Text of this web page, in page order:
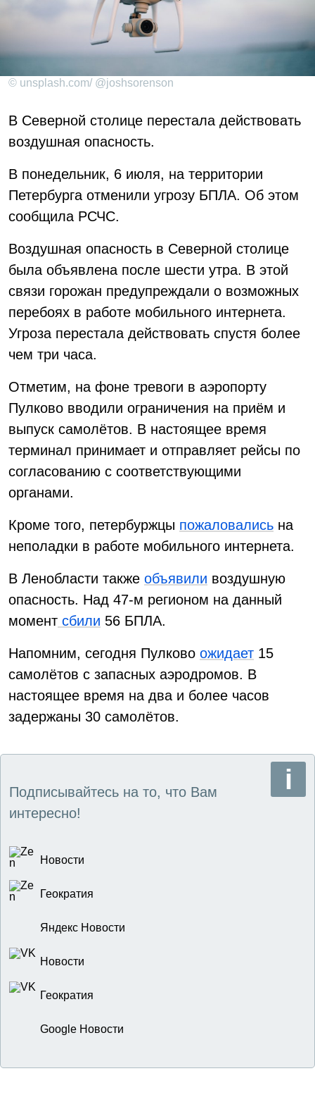
© unsplash.com/ @joshsorenson
В Северной столице перестала действовать
воздушная опасность.
В понедельник, 6 июля, на территории
Петербурга отменили угрозу БПЛА. Об этом
сообщила РСЧС.
Воздушная опасность в Северной столице
была объявлена после шести утра. В этой
связи горожан предупреждали о возможных
перебоях в работе мобильного интернета.
Угроза перестала действовать спустя более
чем три часа.
Отметим, на фоне тревоги в аэропорту
Пулково вводили ограничения на приём и
выпуск самолётов. В настоящее время
терминал принимает и отправляет рейсы по
согласованию с соответствующими
органами.
Кроме того, петербуржцы пожаловались на
неполадки в работе мобильного интернета.
В Ленобласти также объявили воздушную
опасность. Над 47-м регионом на данный
момент сбили 56 БПЛА.
Напомним, сегодня Пулково ожидает 15
самолётов с запасных аэродромов. В
настоящее время на два и более часов
задержаны 30 самолётов.
Подписывайтесь на то, что Вам
интересно!
Новости
Геократия
Яндекс Новости
Новости
Геократия
Google Новости